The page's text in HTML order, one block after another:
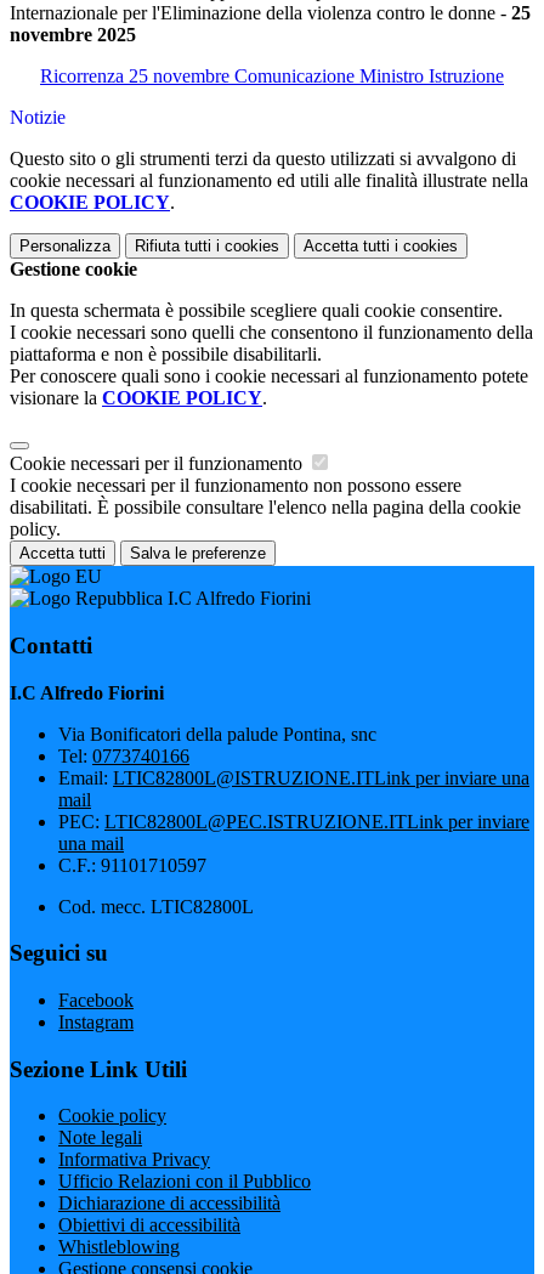
Internazionale per l'Eliminazione della violenza contro le donne - 25
novembre 2025
Ricorrenza 25 novembre Comunicazione Ministro Istruzione
Notizie
Questo sito o gli strumenti terzi da questo utilizzati si avvalgono di
cookie necessari al funzionamento ed utili alle finalità illustrate nella
COOKIE POLICY.
Personalizza Rifiuta tutti i cookies Accetta tutti i cookies
Gestione cookie
In questa schermata è possibile scegliere quali cookie consentire.
I cookie necessari sono quelli che consentono il funzionamento della
piattaforma e non è possibile disabilitarli.
Per conoscere quali sono i cookie necessari al funzionamento potete
visionare la COOKIE POLICY.
Cookie necessari per il funzionamento
I cookie necessari per il funzionamento non possono essere
disabilitati. È possibile consultare l'elenco nella pagina della cookie
policy.
Accetta tutti Salva le preferenze
I.C Alfredo Fiorini
Contatti
I.C Alfredo Fiorini
Via Bonificatori della palude Pontina, snc
Tel: 0773740166
Email: LTIC82800L@ISTRUZIONE.ITLink per inviare una
mail
PEC: LTIC82800L@PEC.ISTRUZIONE.ITLink per inviare
una mail
C.F.: 91101710597
Cod. mecc. LTIC82800L
Seguici su
Facebook
Instagram
Sezione Link Utili
Cookie policy
Note legali
Informativa Privacy
Ufficio Relazioni con il Pubblico
Dichiarazione di accessibilità
Obiettivi di accessibilità
Whistleblowing
Gestione consensi cookie